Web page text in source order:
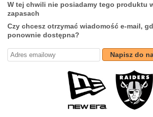
W tej chwili nie posiadamy tego produktu
zapasach
Czy chcesz otrzymać wiadomość e-mail,
ponownie dostępna?
Napisz do